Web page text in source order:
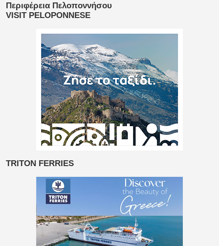
Περιφέρεια Πελοποννήσου
VISIT PELOPONNESE
TRITON FERRIES